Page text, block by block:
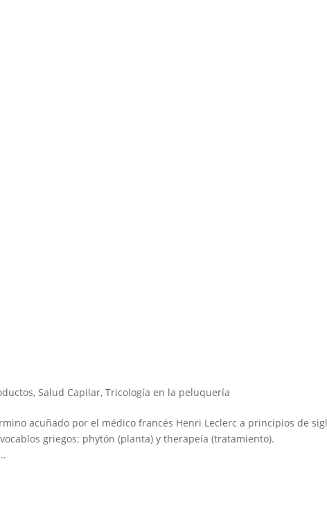
,Salud Capilar,Tricología en la peluquería
acuñado por el médico francés Henri Leclerc a principios de
griegos: phytón (planta) y therapeía (tratamiento).